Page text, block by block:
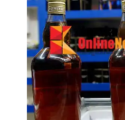
തൊഴിലാളി